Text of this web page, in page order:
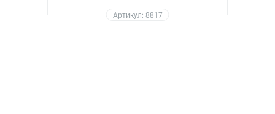
Артикул: 8817